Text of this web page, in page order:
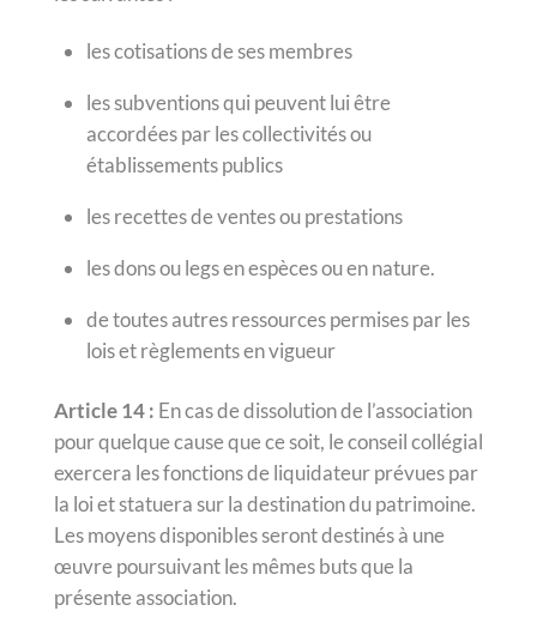
les cotisations de ses membres
les subventions qui peuvent lui être
accordées par les collectivités ou
établissements publics
les recettes de ventes ou prestations
les dons ou legs en espèces ou en nature.
de​ ​toutes​ ​autres​ ​ressources​ ​permises​ ​par​ ​les​ ​
lois​ ​et​ ​règlements​ ​en​ ​vigueur
Article 14 : En cas de dissolution de l’association
pour quelque cause que ce soit, le conseil collégial
exercera les fonctions de liquidateur prévues par
la loi et statuera sur la destination du patrimoine.
Les moyens disponibles seront destinés à une
œuvre poursuivant les mêmes buts que la
présente association.